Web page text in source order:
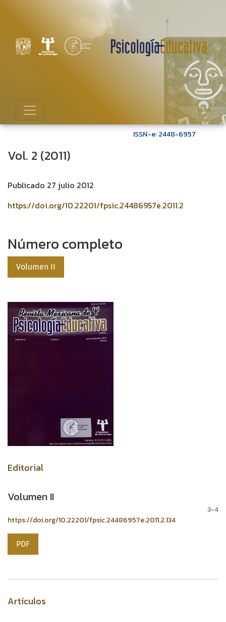
ISSN-e: 2448-6957
Vol. 2 (2011)
Publicado 27 julio 2012
https://doi.org/10.22201/fpsic.24486957e.2011.2
Número completo
Volumen II
Editorial
Volumen II
3-4
https://doi.org/10.22201/fpsic.24486957e.2011.2.134
PDF
Artículos